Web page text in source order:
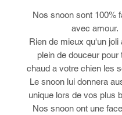
Nos snoon sont 100%
avec amour.
Rien de mieux qu'un
plein de douceur pour
chaud a votre chien les
Le snoon lui donnera
unique lors de vos plus
Nos snoon ont une